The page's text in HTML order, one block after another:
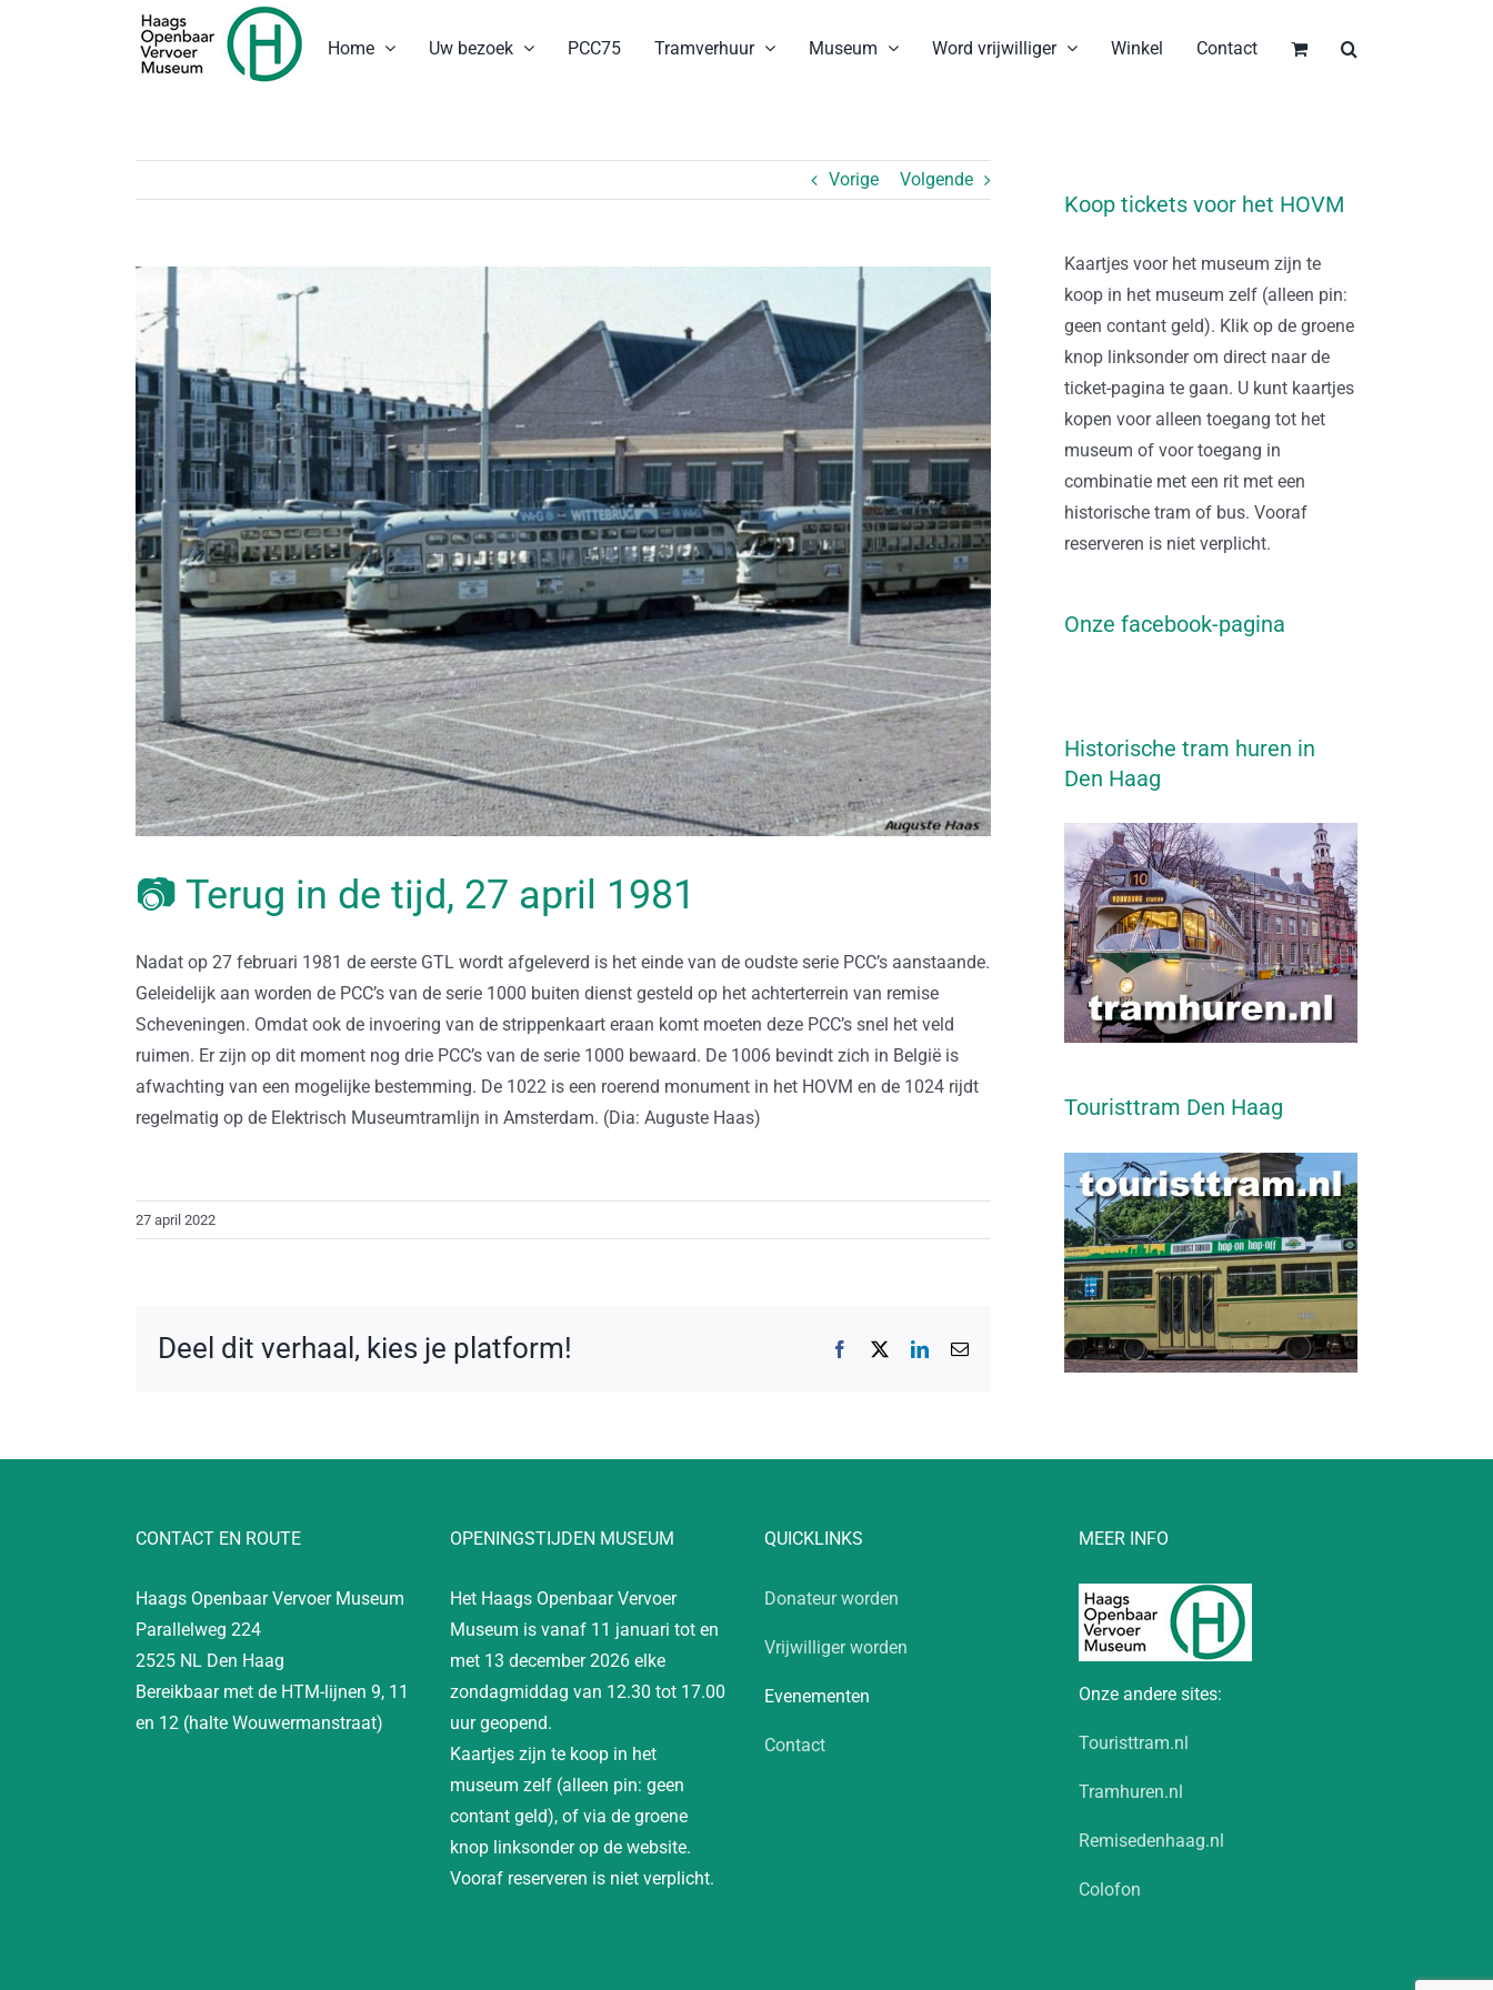
Home Uw bezoek PCC75 Tramverhuur Museum Word vrijwilliger Winkel Contact
Vorige Volgende
grotere
📷 Terug in de tijd, 27 april 1981
Nadat op 27 februari 1981 de eerste GTL wordt afgeleverd is het einde van de oudste serie PCC’s aanstaande.
Geleidelijk aan worden de PCC’s van de serie 1000 buiten dienst gesteld op het achterterrein van remise
Scheveningen. Omdat ook de invoering van de strippenkaart eraan komt moeten deze PCC’s snel het veld
ruimen. Er zijn op dit moment nog drie PCC’s van de serie 1000 bewaard. De 1006 bevindt zich in België is
afwachting van een mogelijke bestemming. De 1022 is een roerend monument in het HOVM en de 1024 rijdt
regelmatig op de Elektrisch Museumtramlijn in Amsterdam. (Dia: Auguste Haas)
27 april 2022
Deel dit verhaal, kies je platform! Facebook LinkedIn
E-
Koop tickets voor het HOVM
Kaartjes voor het museum zijn te
koop in het museum zelf (alleen pin:
geen contant geld). Klik op de groene
knop linksonder om direct naar de
ticket-pagina te gaan. U kunt kaartjes
kopen voor alleen toegang tot het
museum of voor toegang in
combinatie met een rit met een
historische tram of bus. Vooraf
reserveren is niet verplicht.
Onze facebook-pagina
Historische tram huren in
Den Haag
Touristtram Den Haag
CONTACT EN ROUTE
Haags Openbaar Vervoer Museum
Parallelweg 224
2525 NL Den Haag
Bereikbaar met de HTM-lijnen 9, 11
en 12 (halte Wouwermanstraat)
OPENINGSTIJDEN MUSEUM
Het Haags Openbaar Vervoer
Museum is vanaf 11 januari tot en
met 13 december 2026 elke
zondagmiddag van 12.30 tot 17.00
uur geopend.
Kaartjes zijn te koop in het
museum zelf (alleen pin: geen
contant geld), of via de groene
knop linksonder op de website.
Vooraf reserveren is niet verplicht.
QUICKLINKS
Donateur worden
Vrijwilliger worden
Evenementen
Contact
MEER INFO
Onze andere sites:
Touristtram.nl
Tramhuren.nl
Remisedenhaag.nl
Colofon